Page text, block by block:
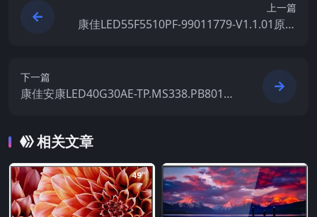
上一篇
康佳LED55F5510PF-99011779-V1.1.01原厂
下一篇
康佳安康LED40G30AE-TP.MS338.PB801配
相关文章